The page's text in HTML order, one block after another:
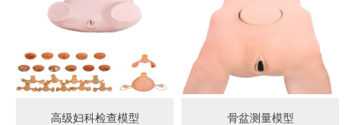
高级妇科检查模型 骨盆测量模型